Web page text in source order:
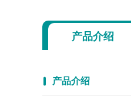
产品介绍
产品介绍